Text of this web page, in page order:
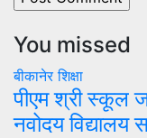
You missed
बीकानेरशिक्षा
पीएम श्री स्कूल
नवोदय विद्यालय